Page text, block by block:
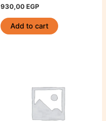
930,00EGP
Add to cart